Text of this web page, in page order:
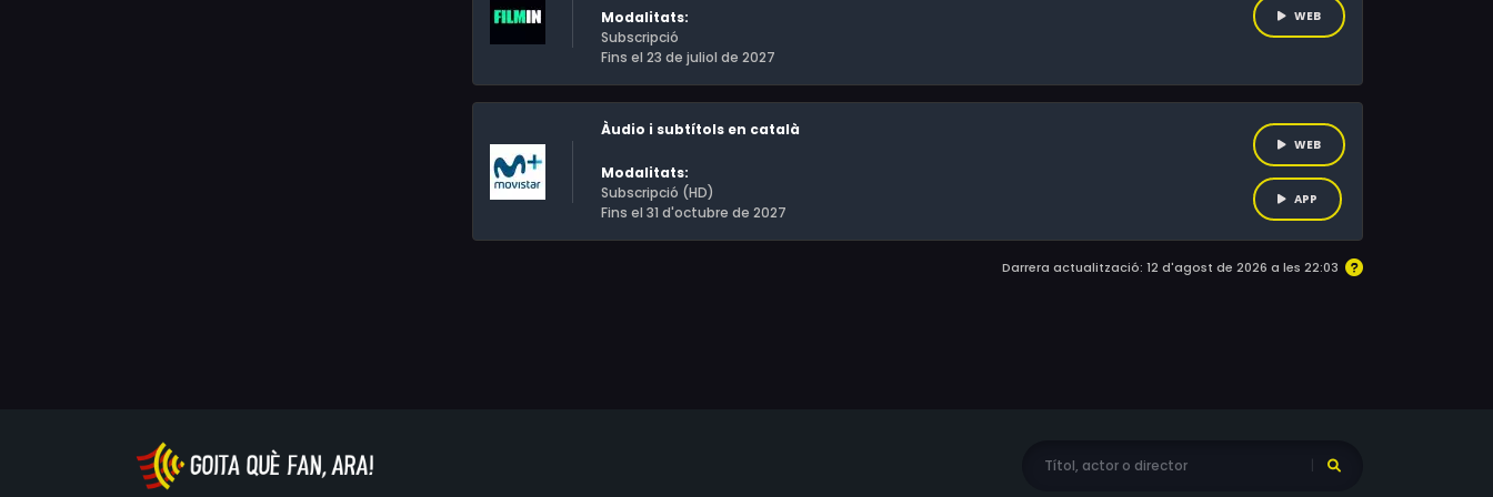
Modalitats:
Subscripció
Fins el 23 de juliol de 2027
WEB
Àudio i subtítols en català
Modalitats:
Subscripció (HD)
Fins el 31 d'octubre de 2027
WEB
APP
Darrera actualització: 12 d'agost de 2026 a les 22:03